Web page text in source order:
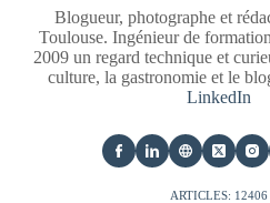
Blogueur, photographe et
Toulouse. Ingénieur de
2009 un regard technique et
culture, la gastronomie et le
LinkedIn
ARTICLES: 12406